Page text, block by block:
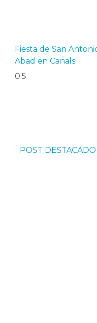
Fiesta de San Antonio
Abad en Canals
POST DESTACADO